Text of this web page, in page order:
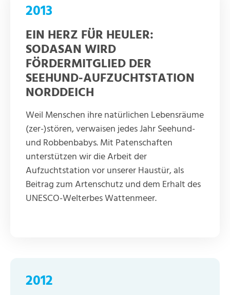
2013
EIN HERZ FÜR HEULER:
SODASAN WIRD
FÖRDERMITGLIED DER
SEEHUND-AUFZUCHTSTATION
NORDDEICH
Weil Menschen ihre natürlichen Lebensräume
(zer-)stören, verwaisen jedes Jahr Seehund-
und Robbenbabys. Mit Patenschaften
unterstützen wir die Arbeit der
Aufzuchtstation vor unserer Haustür, als
Beitrag zum Artenschutz und dem Erhalt des
UNESCO-Welterbes Wattenmeer.
2012